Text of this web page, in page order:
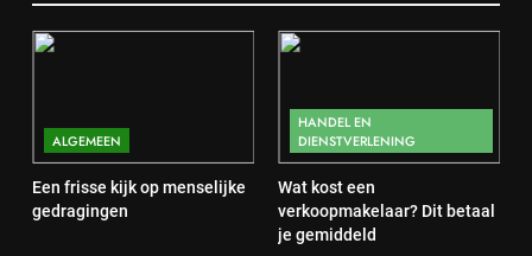
Wat kost een verkoopmakelaar?
HANDEL EN DIENSTVERLENING
ALGEMEEN
Een frisse kijk op menselijke
gedragingen
HANDEL EN
DIENSTVERLENING
Wat kost een
verkoopmakelaar? Dit betaal
je gemiddeld